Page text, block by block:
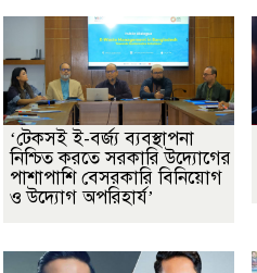
‘টেকসই ই-বর্জ্য ব্যবস্থাপনা
নিশ্চিত করতে সরকারি উদ্যোগের
পাশাপাশি বেসরকারি বিনিয়োগ
ও উদ্যোগ অপরিহার্য’